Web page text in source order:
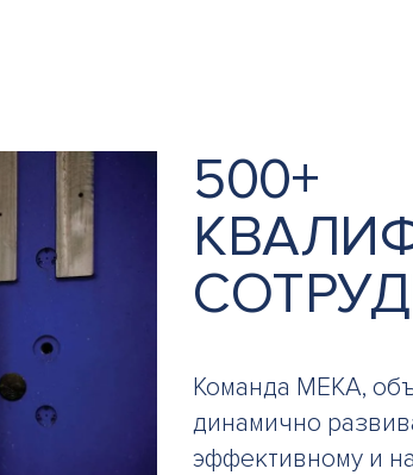
500+
Команда MEKA,
динамично
эффективному и